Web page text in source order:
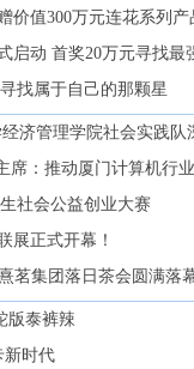
价值300万元连花系列产
启动 首奖20万元寻找最
找属于自己的那颗星
济管理学院社会实践队
席：推动厦门计算机行
社会公益创业大赛
展正式开幕！
茗集团落日茶会圆满落
版泰裤辣
新时代